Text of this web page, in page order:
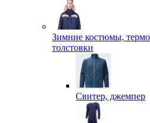
Зимние костюмы,
толстовки
Свитер, джемпер